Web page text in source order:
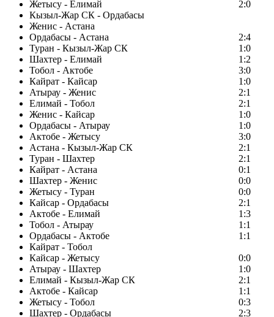
Жетысу - Елимай
2:0
Кызыл-Жар СК - Ордабасы
Женис - Астана
Ордабасы - Астана
2:4
Туран - Кызыл-Жар СК
1:0
Шахтер - Елимай
1:2
Тобол - Актобе
3:0
Кайрат - Кайсар
1:0
Атырау - Женис
2:1
Елимай - Тобол
2:1
Женис - Кайсар
1:0
Ордабасы - Атырау
1:0
Актобе - Жетысу
3:0
Астана - Кызыл-Жар СК
2:1
Туран - Шахтер
2:1
Кайрат - Астана
0:1
Шахтер - Женис
0:0
Жетысу - Туран
0:0
Кайсар - Ордабасы
2:1
Актобе - Елимай
1:3
Тобол - Атырау
1:1
Ордабасы - Актобе
1:1
Кайрат - Тобол
Кайсар - Жетысу
0:0
Атырау - Шахтер
1:0
Елимай - Кызыл-Жар СК
2:1
Актобе - Кайсар
1:1
Жетысу - Тобол
0:3
Шахтер - Ордабасы
2:3